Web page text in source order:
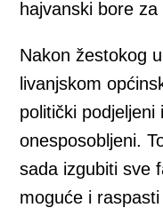
hajvanski bore
Nakon žestokog
livanjskom
politički
onesposobljeni.
sada izgubiti sve
moguće i